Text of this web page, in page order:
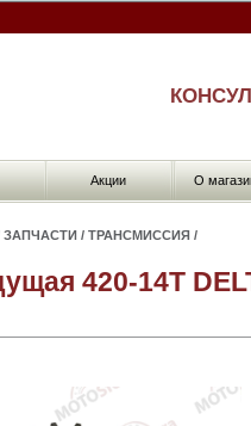
Акции О
ЗАПЧАСТИ / ТРАНСМИССИЯ /
420-14T